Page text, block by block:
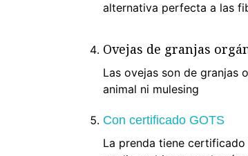
alternativa perfecta a las
Ovejas de granjas
Las ovejas son de granjas
animal ni mulesing
Con certificado GOTS
La prenda tiene